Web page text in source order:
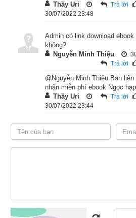
- Hồng sa kỵ nhật
- Nghinh hôn kỵ nhật
- Tuyệt phong nhật
- Không phòng nhật
- Con trai hay con gái khó nuôi kỵ
- Ngày cầu tiên bà cứu bệnh
- Tứ thời trùng tang kỵ an táng
Thầy Uri
Trả lời
30/07/2022 23:48
Admin có link download
không?
Nguyễn Minh Thiệu
Trả lời
@Nguyễn Minh Thiệu Bạn
nhận miễn phí ebook Ngọc
Thầy Uri
Trả lời
30/07/2022 23:44